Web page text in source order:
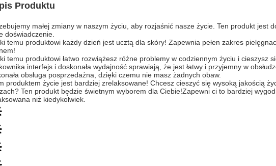
Produktu
małej zmiany w naszym życiu, aby rozjaśnić nasze życie. Ten produkt jest
doświadczenie.
temu produktowi każdy dzień jest ucztą dla skóry! Zapewnia pełen zakres
temu produktowi łatwo rozwiążesz różne problemy w codziennym życiu i cieszysz
interfejs i doskonała wydajność sprawiają, że jest łatwy i przyjemny w
obsługa posprzedażna, dzięki czemu nie masz żadnych obaw.
produktem życie jest bardziej zrelaksowane! Chcesz cieszyć się wysoką jakością
Ten produkt będzie świetnym wyborem dla Ciebie!Zapewni ci to bardziej
niż kiedykolwiek.